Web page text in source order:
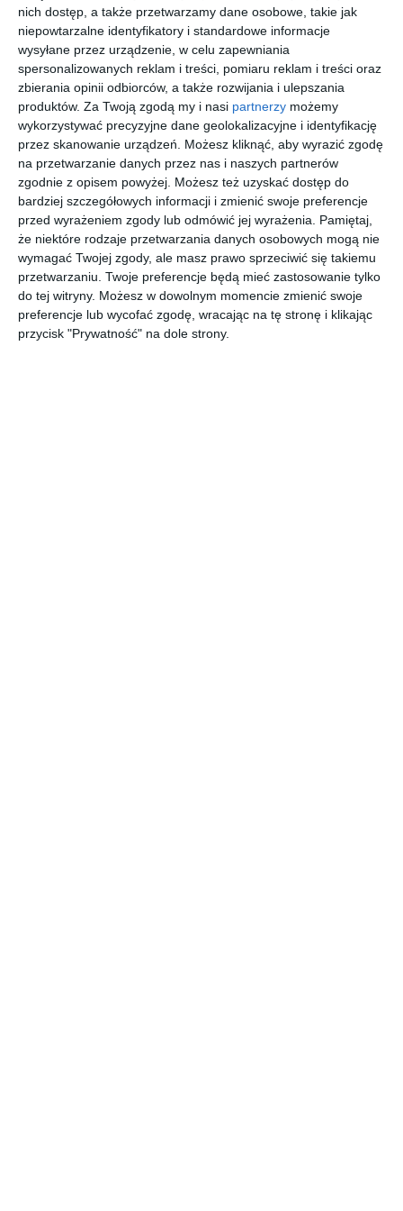
nich dostęp, a także przetwarzamy dane osobowe, takie jak
niepowtarzalne identyfikatory i standardowe informacje
wysyłane przez urządzenie, w celu zapewniania
spersonalizowanych reklam i treści, pomiaru reklam i treści oraz
zbierania opinii odbiorców, a także rozwijania i ulepszania
produktów. Za Twoją zgodą my i nasi partnerzy możemy
wykorzystywać precyzyjne dane geolokalizacyjne i identyfikację
przez skanowanie urządzeń. Możesz kliknąć, aby wyrazić zgodę
na przetwarzanie danych przez nas i naszych partnerów
zgodnie z opisem powyżej. Możesz też uzyskać dostęp do
bardziej szczegółowych informacji i zmienić swoje preferencje
przed wyrażeniem zgody lub odmówić jej wyrażenia.
Pamiętaj,
że niektóre rodzaje przetwarzania danych osobowych mogą nie
wymagać Twojej zgody, ale masz prawo sprzeciwić się takiemu
przetwarzaniu. Twoje preferencje będą mieć zastosowanie tylko
do tej witryny. Możesz w dowolnym momencie zmienić swoje
preferencje lub wycofać zgodę, wracając na tę stronę i klikając
przycisk "Prywatność" na dole strony.
informacje o zainteresowaniu tym terenem ze
strony Polonii Warszawa.
W rozgrywkach może wziąć udział każdy chętny. Zgłoszenia -
zawierające imię, nazwisko oraz rok urodzenia uczestnika - są
przyjmowane na adres e-mail: pingpong@bos.waw.pl do piątku
15 kwietnia do godziny 14.00 oraz w dniu zawodów, w hali
sportowej, w godz. 9.00 - 9.45.
Nieletni miłośnicy ping-ponga zmierzą się w 13 kategoriach
wiekowych, w szranki mogą stawać już maluchy urodzone przez
2006 r. Oprócz tego rywalizacja będzie odbywać się w kategorii
rodzinnej (w deblu) i open - osobno dla kobiet i mężczyzn.
- Z edycji na edycję turniej cieszy się coraz większym
zainteresowaniem mieszkańców Białołęki i nie tylko. W zeszłym
roku grało z nami w sumie prawie 150 zawodników. Zachęcamy
do wysyłania zgłoszeń, pobijmy rekord frekwencji - mówią
organizatorzy.